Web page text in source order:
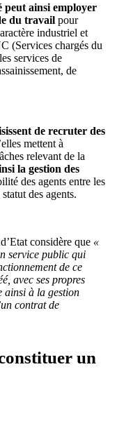
peut ainsi employer
du travail pour
industriel et
(Services chargés du
services de
de
de recruter des
mettent à
relevant de la
la gestion des
des agents entre les
des agents.
considère que «
service public qui
de ce
avec ses propres
ainsi à la gestion
contrat de
un